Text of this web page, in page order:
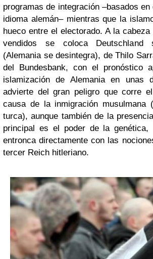
programas de integración –basados
idioma alemán– mientras que la
hueco entre el electorado. A la
vendidos se coloca
(Alemania se desintegra), de Thilo
del Bundesbank, con el pronóstico
islamización de Alemania en unas
advierte del gran peligro que corre
causa de la inmigración musulmana
turca), aunque también de la
principal es el poder de la genética,
entronca directamente con las
tercer Reich hitleriano.